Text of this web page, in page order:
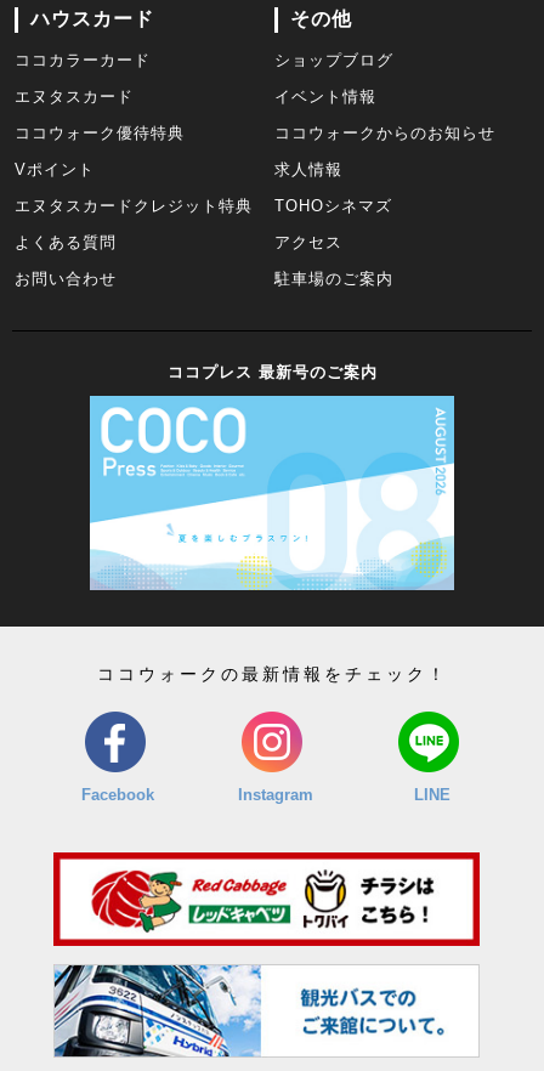
ハウスカード
ココカラーカード
エヌタスカード
ココウォーク優待特典
Vポイント
エヌタスカードクレジット特典
よくある質問
お問い合わせ
その他
ショップブログ
イベント情報
ココウォークからのお知らせ
求人情報
TOHOシネマズ
アクセス
駐車場のご案内
ココプレス 最新号のご案内
ココウォークの最新情報をチェック！
Facebook Instagram LINE